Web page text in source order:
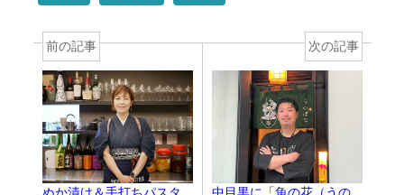
前の記事 次の記事